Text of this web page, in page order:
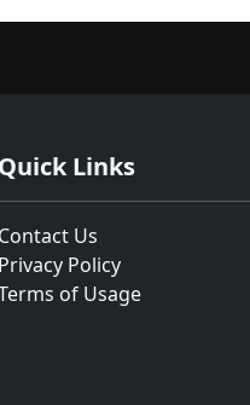
Quick Links
Contact Us
Privacy Policy
of Usage